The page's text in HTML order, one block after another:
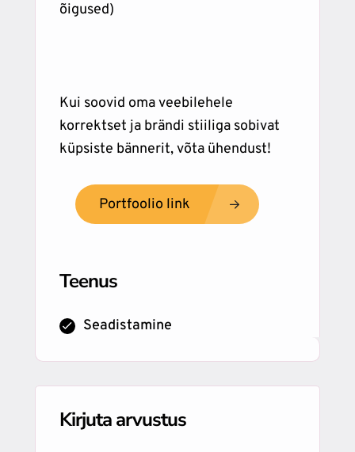
õigused)
Kui soovid oma veebilehele
korrektset ja brändi stiiliga sobivat
küpsiste bännerit, võta ühendust!
Portfoolio link
Teenus
Seadistamine
Kirjuta arvustus